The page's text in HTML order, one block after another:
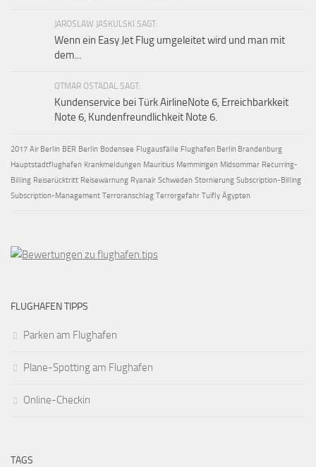
JAROSLAW JASKULSKI SAGT:
Wenn ein Easy Jet Flug umgeleitet wird und man mit
dem...
OTMAR OSTADAL SAGT:
Kundenservice bei Türk AirlineNote 6, Erreichbarkkeit
Note 6, Kundenfreundlichkeit Note 6.
2017 Air Berlin BER Berlin Bodensee Flugausfälle Flughafen Berlin Brandenburg
Hauptstadtflughafen Krankmeldungen Mauritius Memmingen Midsommar Recurring-
Billing Reiserücktritt Reisewarnung Ryanair Schweden Stornierung Subscription-Billing
Subscription-Management Terroranschlag Terrorgefahr Tuifly Ägypten
FLUGHAFEN TIPPS
Parken am Flughafen
Plane-Spotting am Flughafen
Online-Checkin
TAGS